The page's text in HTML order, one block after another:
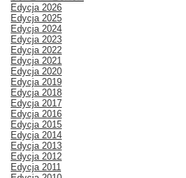
Edycja 2026
Edycja 2025
Edycja 2024
Edycja 2023
Edycja 2022
Edycja 2021
Edycja 2020
Edycja 2019
Edycja 2018
Edycja 2017
Edycja 2016
Edycja 2015
Edycja 2014
Edycja 2013
Edycja 2012
Edycja 2011